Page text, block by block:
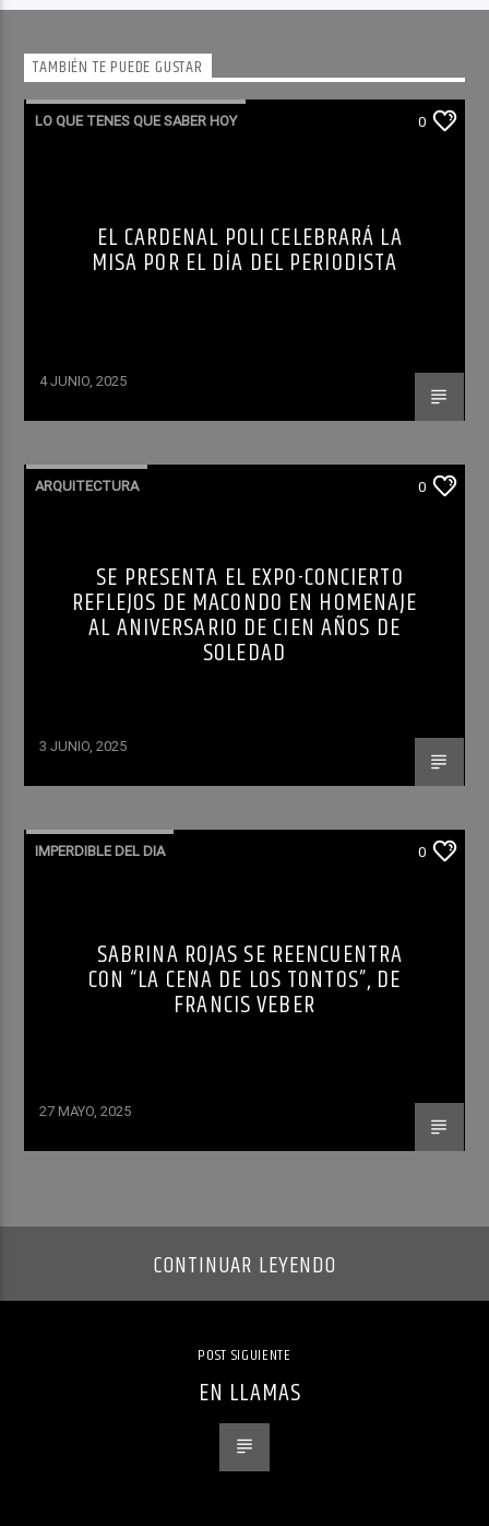
TAMBIÉN TE PUEDE GUSTAR
LO QUE TENES QUE SABER HOY 0
EL CARDENAL POLI CELEBRARÁ LA
MISA POR EL DÍA DEL PERIODISTA
4 JUNIO, 2025
ARQUITECTURA 0
SE PRESENTA EL EXPO-CONCIERTO
REFLEJOS DE MACONDO EN HOMENAJE
AL ANIVERSARIO DE CIEN AÑOS DE
SOLEDAD
3 JUNIO, 2025
IMPERDIBLE DEL DIA 0
SABRINA ROJAS SE REENCUENTRA
CON “LA CENA DE LOS TONTOS”, DE
FRANCIS VEBER
27 MAYO, 2025
CONTINUAR LEYENDO
POST SIGUIENTE
EN LLAMAS